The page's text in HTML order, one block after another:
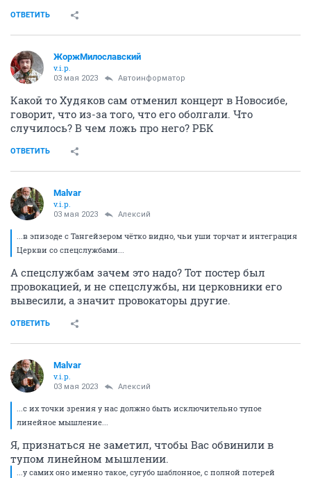
ОТВЕТИТЬ
ЖоржМилославский
v.i.p.
03 мая 2023 Автоинформатор
Какой то Худяков сам отменил концерт в Новосибе,
говорит, что из-за того, что его оболгали. Что
случилось? В чем ложь про него? РБК
ОТВЕТИТЬ
Malvar
v.i.p.
03 мая 2023 Алексий
...в эпизоде с Тангейзером чётко видно, чьи уши торчат и интеграция
Церкви со спецслужбами...
А спецслужбам зачем это надо? Тот постер был
провокацией, и не спецслужбы, ни церковники его
вывесили, а значит провокаторы другие.
ОТВЕТИТЬ
Malvar
v.i.p.
03 мая 2023 Алексий
...с их точки зрения у нас должно быть исключительно тупое
линейное мышление...
Я, признаться не заметил, чтобы Вас обвинили в
тупом линейном мышлении.
...у самих оно именно такое, сугубо шаблонное, с полной потерей